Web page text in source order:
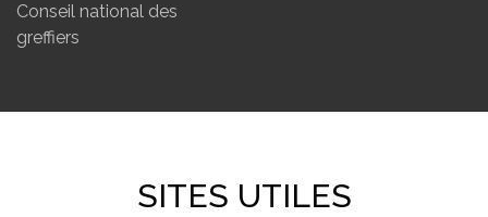
Conseil national des
greffiers
SITES UTILES